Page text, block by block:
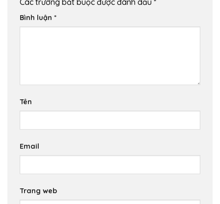
Bình luận *
Tên
Email
Trang web